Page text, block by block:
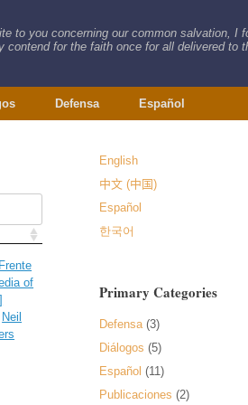
to you concerning our common salvation, I
contend for the faith once for all delivered to
Defensa Español
of
Neil
English
中文 (中国)
Español
한국어
Primary Categories
Defensa(3)
Diálogos (5)
Español (11)
Publicaciones (2)